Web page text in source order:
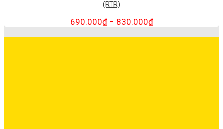
(RTR)
690.000₫– 830.000₫